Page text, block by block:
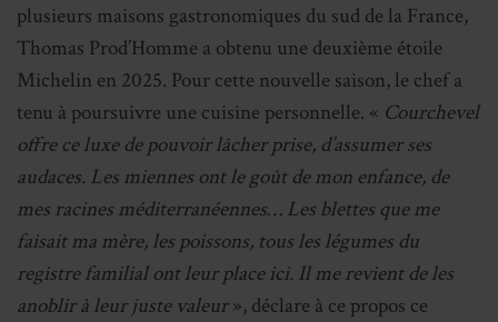
plusieurs maisons gastronomiques du sud de la France,
Thomas Prod’Homme a obtenu une deuxième étoile
Michelin en 2025. Pour cette nouvelle saison, le chef a
tenu à poursuivre une cuisine personnelle. « Courchevel
offre ce luxe de pouvoir lâcher prise, d’assumer ses
audaces. Les miennes ont le goût de mon enfance, de
mes racines méditerranéennes… Les blettes que me
faisait ma mère, les poissons, tous les légumes du
registre familial ont leur place ici. Il me revient de les
anoblir à leur juste valeur», déclare à ce propos ce